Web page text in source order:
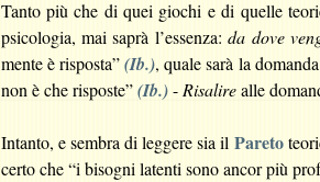
Tanto più che di quei giochi e di quelle
psicologia, mai saprà l’essenza:da dove
mente è risposta”(Ib.), quale sarà la
non è che risposte”(Ib.)- Risalirealle
Intanto, e sembra di leggere sia il Pareto
certo che “i bisogni latenti sono ancor più